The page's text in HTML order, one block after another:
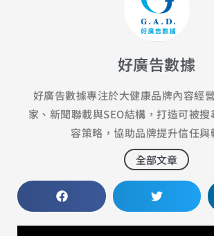
好廣告數據
好廣告數據專注於大健康品牌內容經
家、新聞聯載與SEO結構，打造可被
容策略，協助品牌提升信任與
全部文章